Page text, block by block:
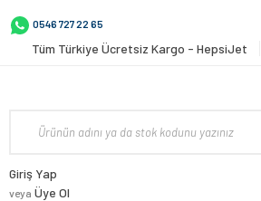
0546 727 22 65
Tüm Türkiye Ücretsiz Kargo - HepsiJet
Giriş Yap
veya Üye Ol